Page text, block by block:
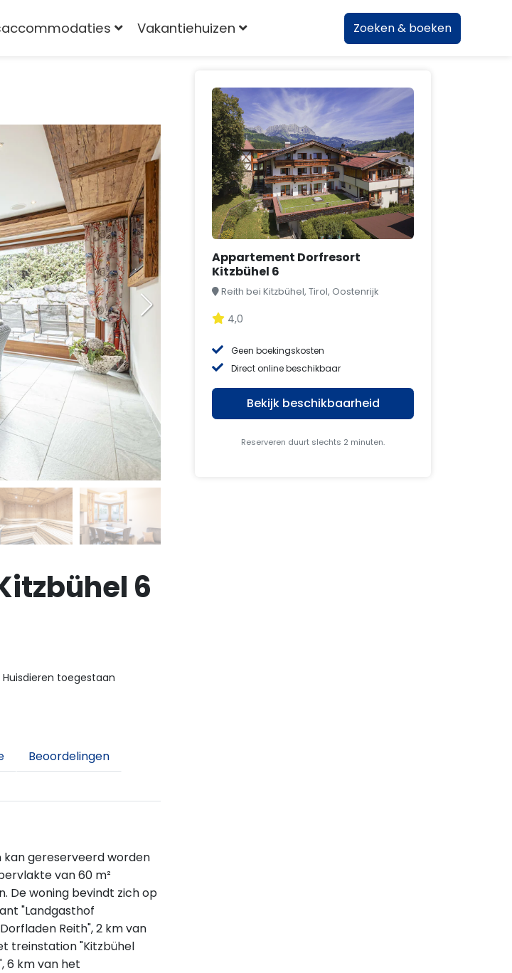
6
Huisdieren toegestaan
Beoordelingen
gereserveerd worden
van 60 m²
De woning bevindt zich op
"Landgasthof
Reith", 2 km van
treinstation "Kitzbühel
6 km van het
Appartement Dorfresort
Kitzbühel 6
Reith bei Kitzbühel, Tirol, Oostenrijk
4,0
Geen boekingskosten
Direct online beschikbaar
Bekijk beschikbaarheid
Reserveren duurt slechts 2 minuten.
Vakantiehuizen Zoeken & boeken